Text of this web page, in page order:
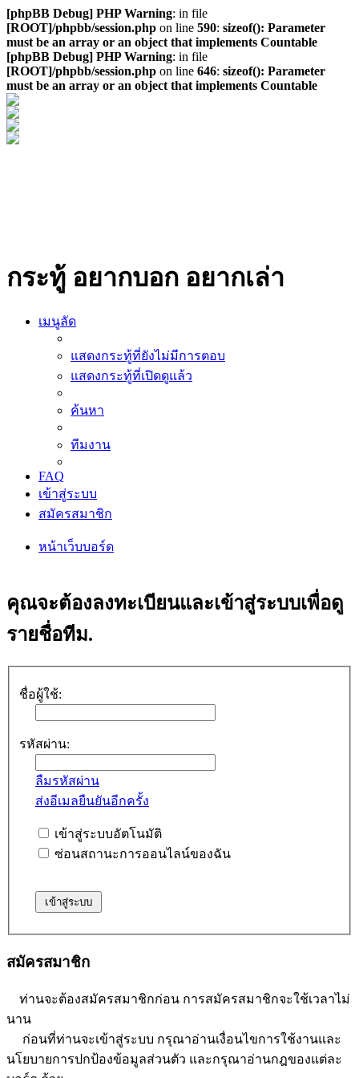
[phpBB Debug] PHP Warning: in file
[ROOT]/phpbb/session.php on line 590: sizeof(): Parameter
must be an array or an object that implements Countable
[phpBB Debug] PHP Warning: in file
[ROOT]/phpbb/session.php on line 646: sizeof(): Parameter
must be an array or an object that implements Countable
กระทู้ อยากบอก อยากเล่า
เมนูลัด
แสดงกระทู้ที่ยังไม่มีการตอบ
แสดงกระทู้ที่เปิดดูแล้ว
ค้นหา
ทีมงาน
FAQ
เข้าสู่ระบบ
สมัครสมาชิก
หน้าเว็บบอร์ด
คุณจะต้องลงทะเบียนและเข้าสู่ระบบเพื่อดู
รายชื่อทีม.
ชื่อผู้ใช้:
รหัสผ่าน:
ลืมรหัสผ่าน
ส่งอีเมลยืนยันอีกครั้ง
เข้าสู่ระบบอัตโนมัติ
ซ่อนสถานะการออนไลน์ของฉัน
สมัครสมาชิก
ท่านจะต้องสมัครสมาชิกก่อน การสมัครสมาชิกจะใช้เวลาไม่
นาน
ก่อนที่ท่านจะเข้าสู่ระบบ กรุณาอ่านเงื่อนไขการใช้งานและ
นโยบายการปกป้องข้อมูลส่วนตัว และกรุณาอ่านกฎของแต่ละ